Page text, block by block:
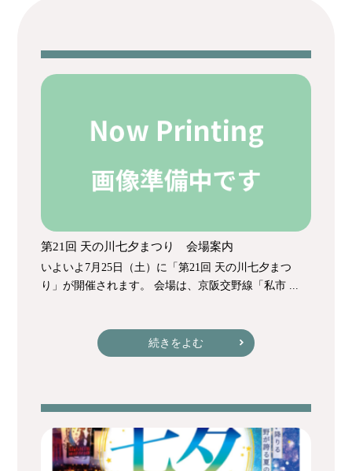
第21回 天の川七夕まつり 会場案内
いよいよ7月25日（土）に「第21回 天の川七夕まつ
り」が開催されます。 会場は、京阪交野線「私市 ...
続きをよむ